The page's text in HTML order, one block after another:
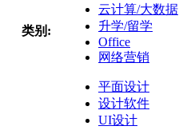
类别:
云计算/大数据
升学/留学
Office
网络营销
平面设计
设计软件
UI设计